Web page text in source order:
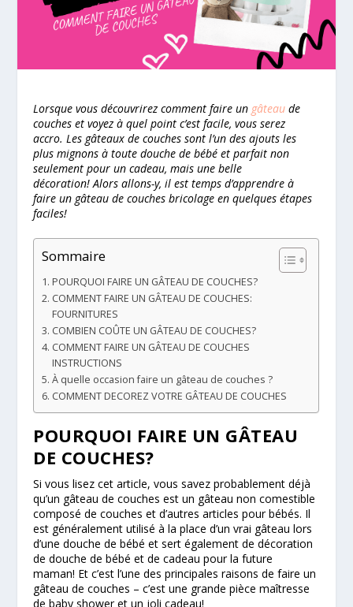
Lorsque vous découvrirez comment faire un gâteau de
couches et voyez à quel point c’est facile, vous serez
accro. Les gâteaux de couches sont l’un des ajouts les
plus mignons à toute douche de bébé et parfait non
seulement pour un cadeau, mais une belle
décoration! Alors allons-y, il est temps d’apprendre à
faire un gâteau de couches bricolage en quelques étapes
faciles!
Sommaire
POURQUOI FAIRE UN GÂTEAU DE COUCHES?
COMMENT FAIRE UN GÂTEAU DE COUCHES:
FOURNITURES
COMBIEN COÛTE UN GÂTEAU DE COUCHES?
COMMENT FAIRE UN GÂTEAU DE COUCHES
INSTRUCTIONS
À quelle occasion faire un gâteau de couches ?
COMMENT DECOREZ VOTRE GÂTEAU DE COUCHES
POURQUOI FAIRE UN GÂTEAU
DE COUCHES?
Si vous lisez cet article, vous savez probablement déjà
qu’un gâteau de couches est un gâteau non comestible
composé de couches et d’autres articles pour bébés. Il
est généralement utilisé à la place d’un vrai gâteau lors
d’une douche de bébé et sert également de décoration
de douche de bébé et de cadeau pour la future
maman! Et c’est l’une des principales raisons de faire un
gâteau de couches – c’est une grande pièce maîtresse
de baby shower et un joli cadeau!